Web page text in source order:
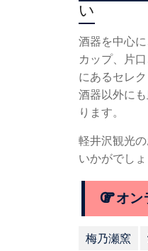
い
酒器を中心
カップ、片
にあるセレク
酒器以外に
ります。
軽井沢観光
いかがでしょ
オン
梅乃瀬窯